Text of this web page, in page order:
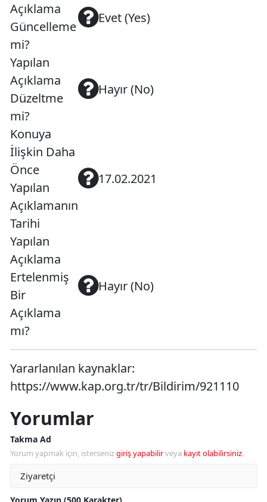
Açıklama
Güncelleme
mi?
Evet (Yes)
Yapılan
Açıklama
Düzeltme
mi?
Hayır (No)
Konuya
İlişkin Daha
Önce
Yapılan
Açıklamanın
Tarihi
17.02.2021
Yapılan
Açıklama
Ertelenmiş
Bir
Açıklama
mı?
Hayır (No)
Yararlanılan kaynaklar:
https://www.kap.org.tr/tr/Bildirim/921110
Yorumlar
Takma Ad
Yorum yapmak için, istersenizgiriş yapabilirveya kayıt olabilirsiniz.